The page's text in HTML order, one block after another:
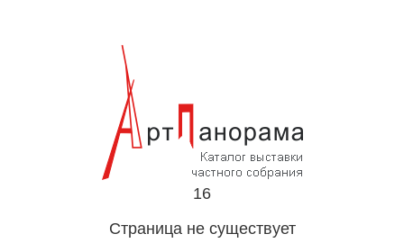
16
Страница не существует